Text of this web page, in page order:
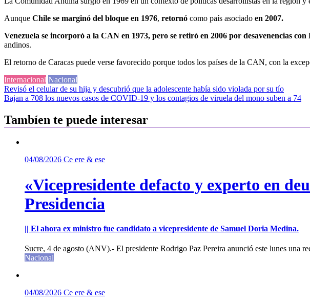
Aunque Chile se marginó del bloque en 1976, retornó como país asociado en 2007.
Venezuela se incorporó a la CAN en 1973, pero se retiró en 2006 por desavenencias con
andinos.
El retorno de Caracas puede verse favorecido porque todos los países de la CAN, con la
Internacional Nacional
Navegación
de
entradas
Revisó el celular de su hija y descubrió que la adolescente había sido violada por su tío
Bajan a 708 los nuevos casos de COVID-19 y los contagios de viruela del mono suben a 74
Tambíen te puede interesar
04/08/2026 Ce ere & ese
«Vicepresidente defacto y experto en
Presidencia
|| El ahora ex ministro fue candidato a vicepresidente de Samuel Doria Medina.
Sucre, 4 de agosto (ANV).- El presidente Rodrigo Paz Pereira anunció este lunes una
Nacional
04/08/2026 Ce ere & ese